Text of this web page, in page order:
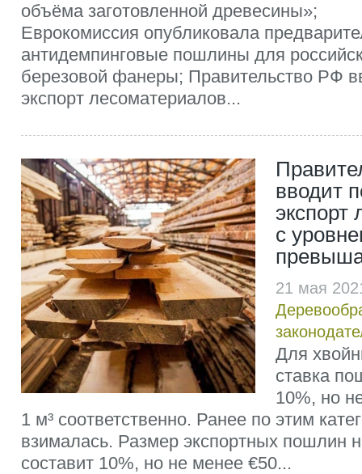
объёма заготовленной древесины»;
Еврокомиссия опубликовала
антидемпинговые пошлины для
березовой фанеры; Правительство РФ
экспорт лесоматериалов...
вводит
экспорт
с
21 мая
Для
ставка
10%, но
1 м³ соответственно. Ранее по этим
взималась. Размер экспортных пошлин
составит 10%, но не менее €50...